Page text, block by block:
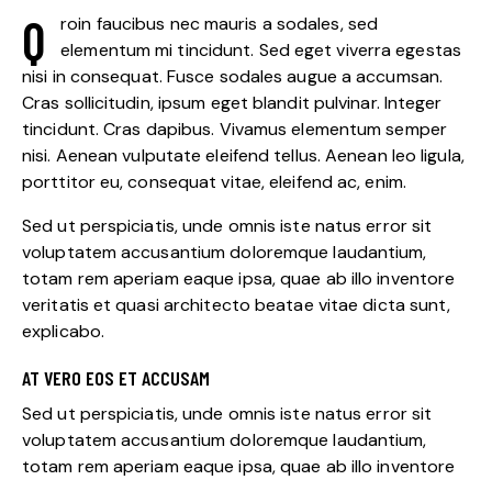
Q
roin faucibus nec mauris a sodales, sed
elementum mi tincidunt. Sed eget viverra egestas
nisi in consequat. Fusce sodales augue a accumsan.
Cras sollicitudin, ipsum eget blandit pulvinar. Integer
tincidunt. Cras dapibus. Vivamus elementum semper
nisi. Aenean vulputate eleifend tellus. Aenean leo ligula,
porttitor eu, consequat vitae, eleifend ac, enim.
Sed ut perspiciatis, unde omnis iste natus error sit
voluptatem accusantium doloremque laudantium,
totam rem aperiam eaque ipsa, quae ab illo inventore
veritatis et quasi architecto beatae vitae dicta sunt,
explicabo.
AT VERO EOS ET ACCUSAM
Sed ut perspiciatis, unde omnis iste natus error sit
voluptatem accusantium doloremque laudantium,
totam rem aperiam eaque ipsa, quae ab illo inventore